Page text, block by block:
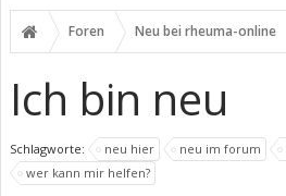
Foren Neu bei rheuma-online
Ich bin neu
Schlagworte: neu hier neu im forum
wer kann mir helfen?